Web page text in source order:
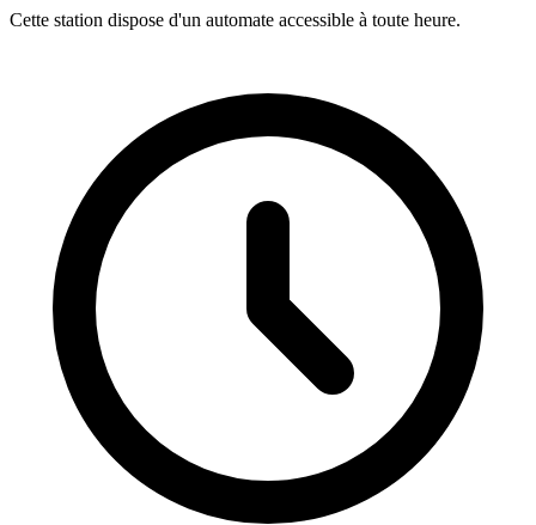
Cette station dispose d'un automate accessible à toute heure.